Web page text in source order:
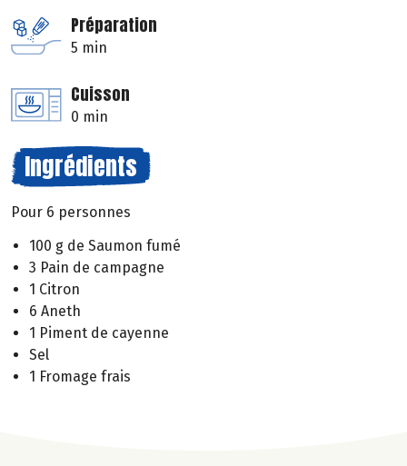
Préparation
5 min
Cuisson
0 min
Ingrédients
Pour 6 personnes
100 g de Saumon fumé
3 Pain de campagne
1 Citron
6 Aneth
1 Piment de cayenne
Sel
1 Fromage frais